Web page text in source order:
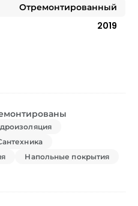
Отремонтированный
2019
Напольные покрытия